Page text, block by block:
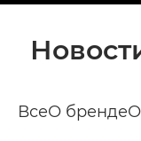
ВсеО бренде